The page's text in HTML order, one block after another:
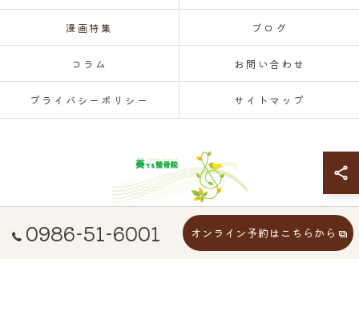
0986-51-6001 オンライン予約はこちらから
漫画特集 ブログ
コラム お問い合わせ
プライバシーポリシー サイトマップ
© 2026 宮崎県都城市で腰痛なら奏でる整骨院 ALL RIGHTS RESERVED.